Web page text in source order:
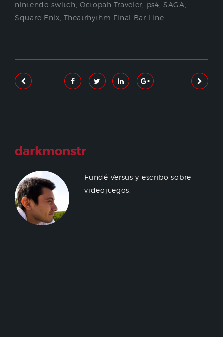
nintendo switch Octopah Traveler ps4 ,SAGA
Square Enix ,Theatrhythm Final Bar Line
darkmonstr
Fundé Versus y escribo sobre
videojuegos.